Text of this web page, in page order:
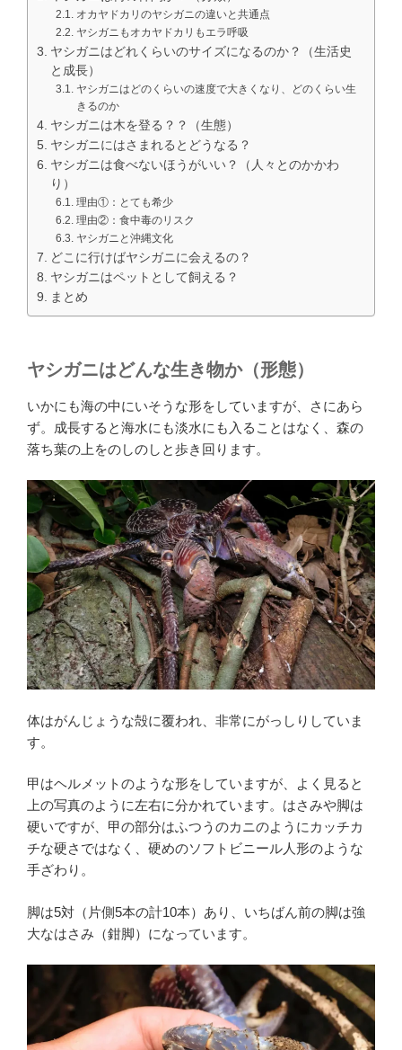
オカヤドカリのヤシガニの違いと共通点
ヤシガニもオカヤドカリもエラ呼吸
ヤシガニはどれくらいのサイズになるのか？（生活史
と成長）
ヤシガニはどのくらいの速度で大きくなり、どのくらい生
きるのか
ヤシガニは木を登る？？（生態）
ヤシガニにはさまれるとどうなる？
ヤシガニは食べないほうがいい？（人々とのかかわ
り）
理由①：とても希少
理由②：食中毒のリスク
ヤシガニと沖縄文化
どこに行けばヤシガニに会えるの？
ヤシガニはペットとして飼える？
まとめ
ヤシガニはどんな生き物か（形態）
いかにも海の中にいそうな形をしていますが、さにあら
ず。成長すると海水にも淡水にも入ることはなく、森の
落ち葉の上をのしのしと歩き回ります。
体はがんじょうな殻に覆われ、非常にがっしりしていま
す。
甲はヘルメットのような形をしていますが、よく見ると
上の写真のように左右に分かれています。はさみや脚は
硬いですが、甲の部分はふつうのカニのようにカッチカ
チな硬さではなく、硬めのソフトビニール人形のような
手ざわり。
脚は5対（片側5本の計10本）あり、いちばん前の脚は強
大なはさみ（鉗脚）になっています。